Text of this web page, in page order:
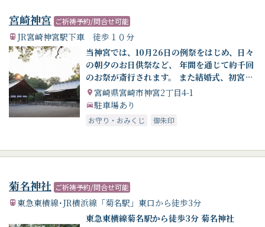
宮崎神宮 ご祈祷予約/問合せ可能
JR宮崎神宮駅下車 徒歩１０分
当神宮では、10月26日の例祭をはじめ、日々
の朝夕のお日供祭など、 年間を通じて約千回
のお祭が斎行されます。 また結婚式、初宮詣
や七五三、厄除、交通安全などのご祈願も数
千件を数えます。 日々のお祭を通して、皇室
の彌栄、国家の平安と発展、国民の幸せを祈
っています。
宮崎県宮崎市神宮2丁目4-1
駐車場あり
お守り・おみくじ 御朱印
菊名神社 ご祈祷予約/問合せ可能
東急東横線･JR横浜線「菊名駅」東口から徒歩3分
東急東横線菊名駅から徒歩3分 菊名神社